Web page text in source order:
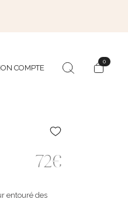
COMPTE
0
72€
entouré des